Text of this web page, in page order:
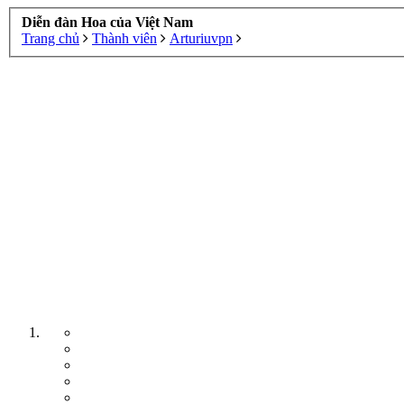
Diễn đàn Hoa của Việt Nam
Trang chủ
Thành viên Arturiuvpn